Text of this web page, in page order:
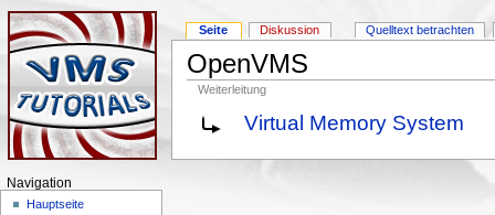
OpenVMS
Weiterleitung
Virtual Memory System
Seite Diskussion Quelltext betrachten
Navigation
Hauptseite